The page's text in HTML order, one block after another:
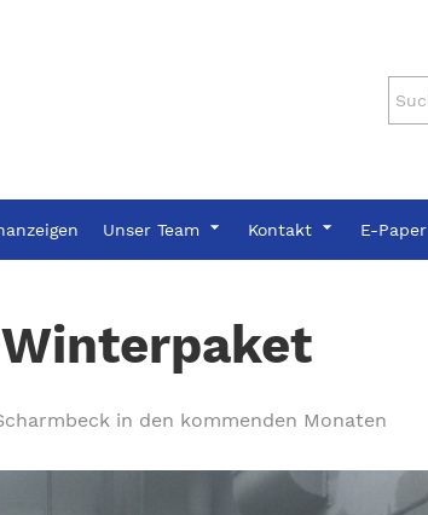
Unser Team Kontakt E-Paper
in den kommenden Monaten